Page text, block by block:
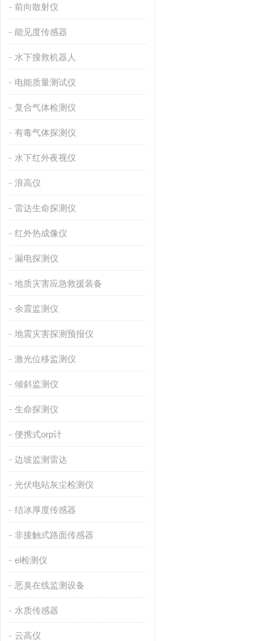
前向散射仪
能见度传感器
水下搜救机器人
电能质量测试仪
复合气体检测仪
有毒气体探测仪
水下红外夜视仪
浪高仪
雷达生命探测仪
红外热成像仪
漏电探测仪
地质灾害应急救援装备
余震监测仪
地震灾害探测预报仪
激光位移监测仪
倾斜监测仪
生命探测仪
便携式orp计
边坡监测雷达
光伏电站灰尘检测仪
结冰厚度传感器
非接触式路面传感器
el检测仪
恶臭在线监测设备
水质传感器
云高仪